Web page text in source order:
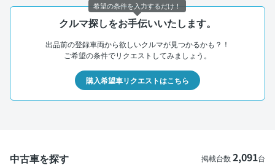
クルマ探しをお手伝いいたします。
出品前の登録車両から欲しいクルマが見つかるかも？！
ご希望の条件でリクエストしてみましょう。
購入希望車リクエストはこちら
中古車を探す 掲載台数2,091台
希望の条件を入力するだけ！